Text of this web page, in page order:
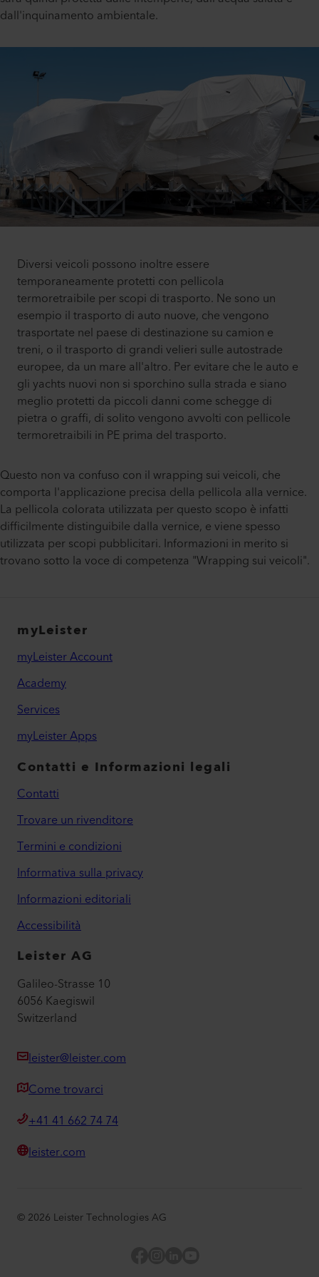
dall'inquinamento ambientale.
Diversi veicoli possono inoltre essere
temporaneamente protetti con pellicola
termoretraibile per scopi di trasporto. Ne sono un
esempio il trasporto di auto nuove, che vengono
trasportate nel paese di destinazione su camion e
treni, o il trasporto di grandi velieri sulle autostrade
europee, da un mare all'altro. Per evitare che le auto e
gli yachts nuovi non si sporchino sulla strada e siano
meglio protetti da piccoli danni come schegge di
pietra o graffi, di solito vengono avvolti con pellicole
termoretraibili in PE prima del trasporto.
Questo non va confuso con il wrapping sui veicoli, che
comporta l'applicazione precisa della pellicola alla vernice.
La pellicola colorata utilizzata per questo scopo è infatti
difficilmente distinguibile dalla vernice, e viene spesso
utilizzata per scopi pubblicitari. Informazioni in merito si
trovano sotto la voce di competenza "Wrapping sui veicoli".
myLeister
myLeister Account
Academy
Services
myLeister Apps
Contatti e Informazioni legali
Contatti
Trovare un rivenditore
Termini e condizioni
Informativa sulla privacy
Informazioni editoriali
Accessibilità
Leister AG
Galileo-Strasse 10
6056 Kaegiswil
Switzerland
leister@leister.com
Come trovarci
+41 41 662 74 74
leister.com
© 2026 Leister Technologies AG